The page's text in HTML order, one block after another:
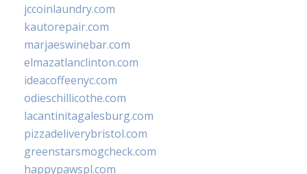
jccoinlaundry.com
kautorepair.com
marjaeswinebar.com
elmazatlanclinton.com
ideacoffeenyc.com
odieschillicothe.com
lacantinitagalesburg.com
pizzadeliverybristol.com
greenstarsmogcheck.com
happypawspl.com